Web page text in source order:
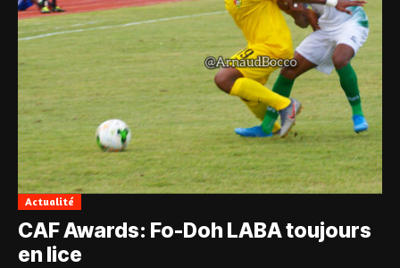
Actualité
CAF Awards: Fo-Doh LABA toujours
en lice